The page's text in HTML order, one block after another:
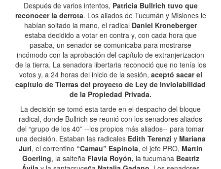
Después de varios intentos, Patricia Bullrich tuvo que
reconocer la derrota. Los aliados de Tucumán y Misiones le
habían soltado la mano, el radical Daniel Kroneberger
estaba decidido a votar en contra y, con cada hora que
pasaba, un senador se comunicaba para mostrarse
incómodo con la aprobación del capítulo de extranjerizacion
de la tierra. La senadora libertaria reconoció que no tenía los
votos y, a 24 horas del inicio de la sesión, aceptó sacar el
capítulo de Tierras del proyecto de Ley de Inviolabilidad
de la Propiedad Privada.
La decisión se tomó esta tarde en el despacho del bloque
radical, donde Bullrich se reunió con los senadores aliados
del “grupo de los 40” --los propios más aliados-- para tomar
una decisión. Estaban las radicales Edith Terenzi y Mariana
Juri, el correntino “Camau” Espínola, el jefe PRO, Martín
Goerling, la salteña Flavia Royón, la tucumana Beatriz